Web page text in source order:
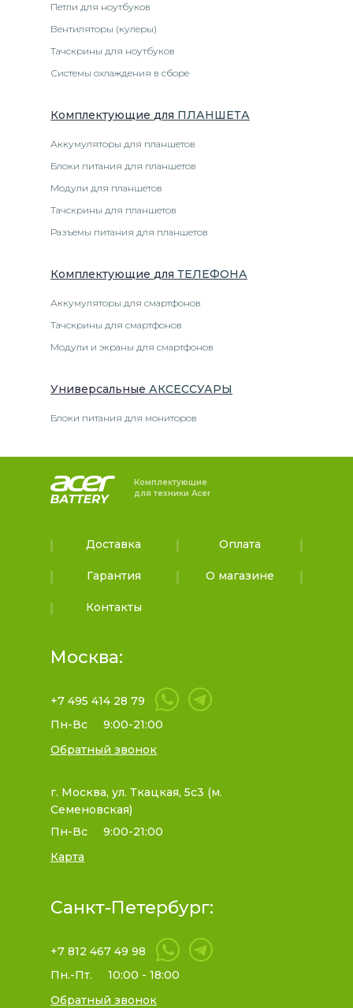
Петли для ноутбуков
Вентиляторы (кулеры)
Тачскрины для ноутбуков
Системы охлаждения в сборе
Комплектующие для ПЛАНШЕТА
Аккумуляторы для планшетов
Блоки питания для планшетов
Модули для планшетов
Тачскрины для планшетов
Разъемы питания для планшетов
Комплектующие для ТЕЛЕФОНА
Аккумуляторы для смартфонов
Тачскрины для смартфонов
Модули и экраны для смартфонов
Универсальные АКСЕССУАРЫ
Блоки питания для мониторов
Комплектующие
для техники Acer
Доставка Оплата
Гарантия О магазине
Контакты
Москва:
+7 495 414 28 79
Пн-Вс
9:00-21:00
Обратный звонок
г. Москва, ул. Ткацкая, 5с3 (м.
Семеновская)
Пн-Вс
9:00-21:00
Карта
Санкт-Петербург:
+7 812 467 49 98
Пн.-Пт.
10:00 - 18:00
Обратный звонок